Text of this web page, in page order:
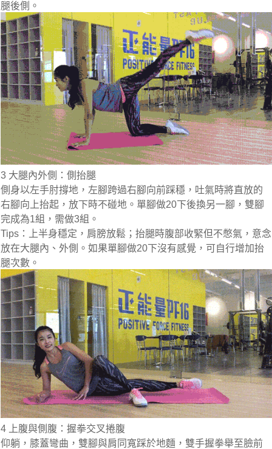
腿後側。
3 大腿內外側：側抬腿
側身以左手肘撐地，左腳跨過右腳向前踩穩，吐氣時將直放的
右腳向上抬起，放下時不碰地。單腳做20下後換另一腳，雙腳
完成為1組，需做3組。
Tips：
上半身穩定，肩膀放鬆；抬腿時腹部收緊但不憋氣，意念
放在大腿內、外側。如果單腳做20下沒有感覺，可自行增加抬
腿次數。
4 上腹與側腹：握拳交叉捲腹
仰躺，膝蓋彎曲，雙腳與肩同寬踩於地麵，雙手握拳舉至臉前